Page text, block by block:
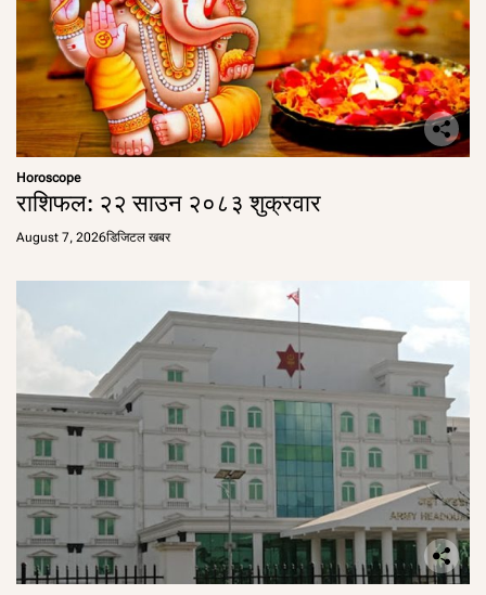
Horoscope
राशिफल: २२ साउन २०८३ शुक्रवार
August 7, 2026डिजिटल खबर